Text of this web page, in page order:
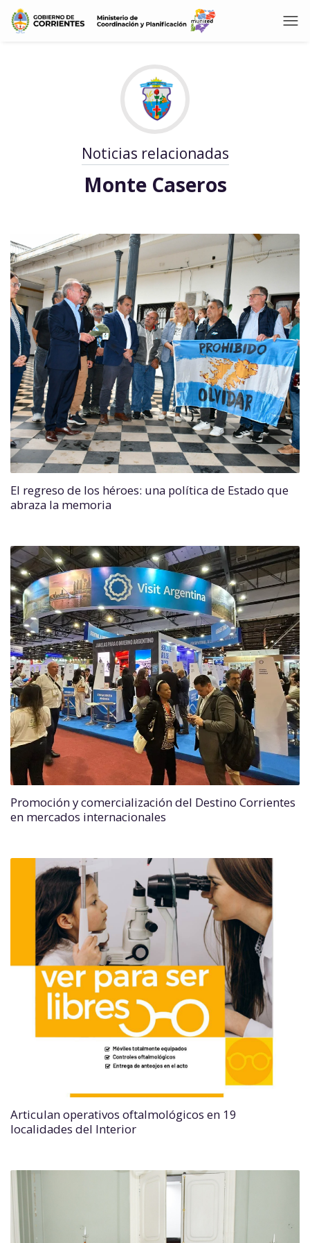
Noticias relacionadas
Monte Caseros
El regreso de los héroes: una política de Estado que
abraza la memoria
Promoción y comercialización del Destino Corrientes
en mercados internacionales
Articulan operativos oftalmológicos en 19
localidades del Interior